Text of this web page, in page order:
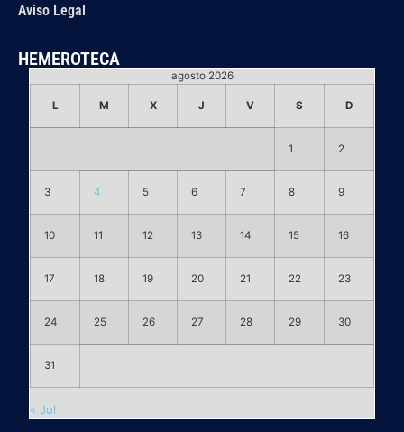
Aviso Legal
HEMEROTECA
agosto 2026
L M X J V S D
1 2
3 4 5 6 7 8 9
10 11 12 13 14 15 16
17 18 19 20 21 22 23
24 25 26 27 28 29 30
31
« Jul